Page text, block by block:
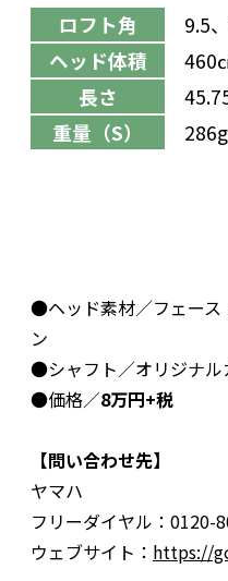
ロフト角
9.5
ヘッド体積
460
長さ
重量（S）
286g
●ヘッド素材／フェース
ン
●シャフト／オリジナル
●価格／8万円+税
【問い合わせ先】
ヤマハ
フリーダイヤル：0120-
ウェブサイト： https://